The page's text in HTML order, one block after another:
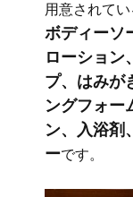
用意されてい
ボディーソ
ローション
プ、はみが
ングフォー
ン、入浴剤
ーです。